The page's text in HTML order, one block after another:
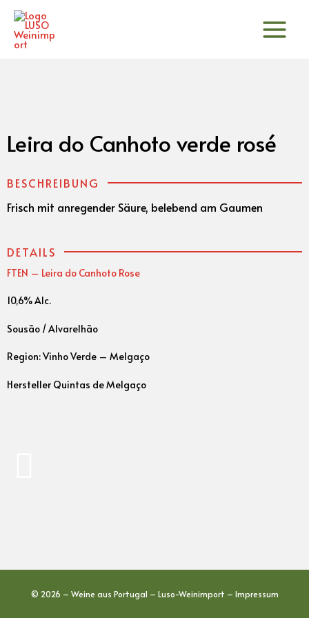
Zum
Inhalt
springen
Leira do Canhoto verde rosé
BESCHREIBUNG
Frisch mit anregender Säure, belebend am Gaumen
DETAILS
FTEN – Leira do Canhoto Rose
10,6% Alc.
Sousão / Alvarelhão
Region: Vinho Verde – Melgaço
Hersteller Quintas de Melgaço
© 2026 – Weine aus Portugal – Luso-Weinimport – Impressum